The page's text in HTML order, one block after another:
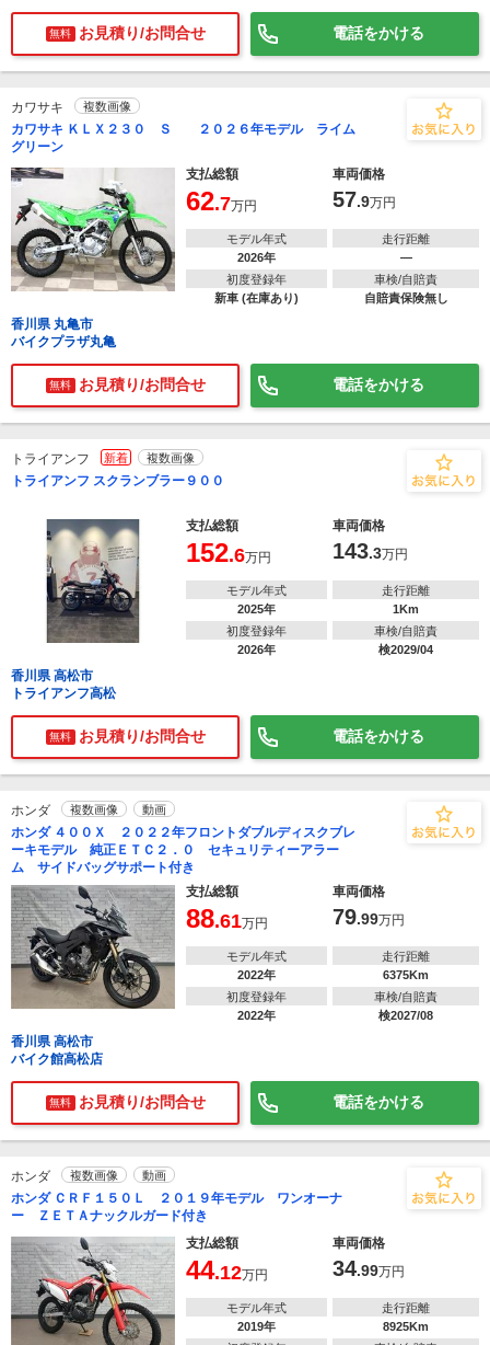
無料 お見積り/お問合せ 電話をかける
カワサキ 複数画像
カワサキ ＫＬＸ２３０ Ｓ ２０２６年モデル ライム
グリーン
支払総額
車両価格
62.7万円 57.9万円
モデル年式
2026年
走行距離
―
初度登録年
新車 (在庫あり)
車検/自賠責
自賠責保険無し
香川県 丸亀市
バイクプラザ丸亀
無料 お見積り/お問合せ 電話をかける
トライアンフ 新着 複数画像
トライアンフ スクランブラー９００
支払総額 車両価格
152.6万円 143.3万円
モデル年式
2025年
走行距離
1Km
初度登録年
2026年
車検/自賠責
検2029/04
香川県 高松市
トライアンフ高松
無料 お見積り/お問合せ 電話をかける
ホンダ 複数画像 動画
ホンダ ４００Ｘ ２０２２年フロントダブルディスクブレ
ーキモデル 純正ＥＴＣ２．０ セキュリティーアラー
ム サイドバッグサポート付き
支払総額
車両価格
88.61万円 79.99万円
モデル年式
2022年
走行距離
6375Km
初度登録年
2022年
車検/自賠責
検2027/08
香川県 高松市
バイク館高松店
無料 お見積り/お問合せ 電話をかける
ホンダ 複数画像 動画
ホンダ ＣＲＦ１５０Ｌ ２０１９年モデル ワンオーナ
ー ＺＥＴＡナックルガード付き
支払総額
車両価格
44.12万円 34.99万円
モデル年式
2019年
走行距離
8925Km